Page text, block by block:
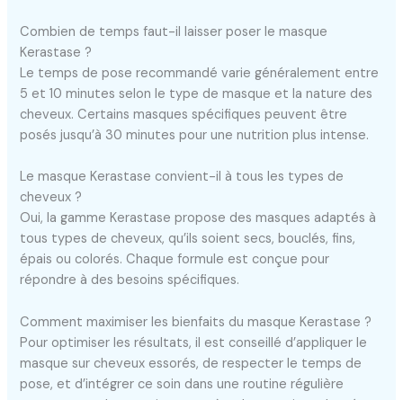
Combien de temps faut-il laisser poser le masque
Kerastase ?
Le temps de pose recommandé varie généralement entre
5 et 10 minutes selon le type de masque et la nature des
cheveux. Certains masques spécifiques peuvent être
posés jusqu’à 30 minutes pour une nutrition plus intense.
Le masque Kerastase convient-il à tous les types de
cheveux ?
Oui, la gamme Kerastase propose des masques adaptés à
tous types de cheveux, qu’ils soient secs, bouclés, fins,
épais ou colorés. Chaque formule est conçue pour
répondre à des besoins spécifiques.
Comment maximiser les bienfaits du masque Kerastase ?
Pour optimiser les résultats, il est conseillé d’appliquer le
masque sur cheveux essorés, de respecter le temps de
pose, et d’intégrer ce soin dans une routine régulière